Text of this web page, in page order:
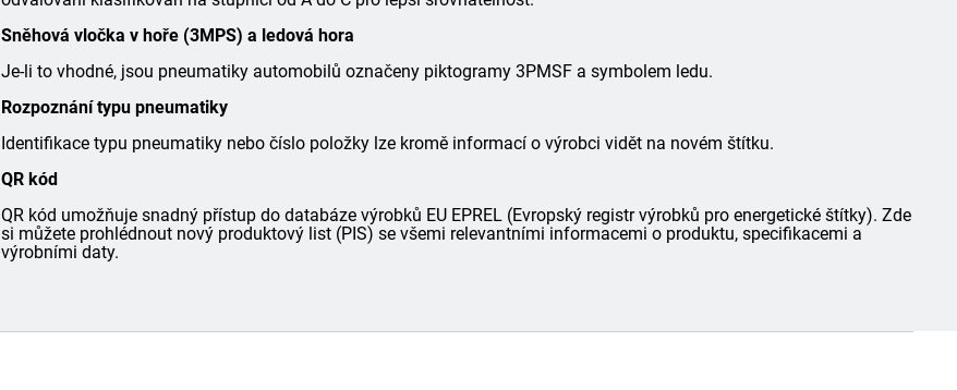
Sněhová vločka v hoře (3MPS) a ledová hora
Je-li to vhodné, jsou pneumatiky automobilů označeny piktogramy 3PMSF a symbolem ledu.
Rozpoznání typu pneumatiky
Identifikace typu pneumatiky nebo číslo položky lze kromě informací o výrobci vidět na novém štítku.
QR kód
QR kód umožňuje snadný přístup do databáze výrobků EU EPREL (Evropský registr výrobků pro energetické štítky). Zde
si můžete prohlédnout nový produktový list (PIS) se všemi relevantními informacemi o produktu, specifikacemi a
výrobními daty.